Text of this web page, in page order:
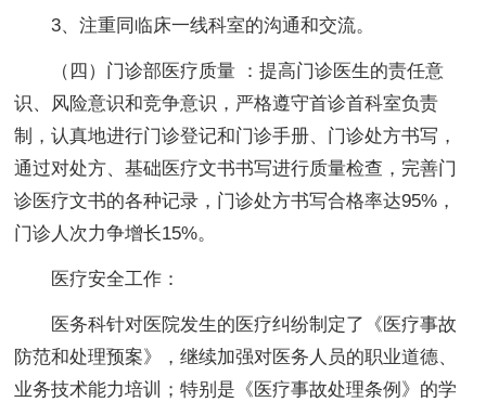
3、注重同临床一线科室的沟通和交流。
（四）门诊部医疗质量 ：提高门诊医生的责任意
识、风险意识和竞争意识，严格遵守首诊首科室负责
制，认真地进行门诊登记和门诊手册、门诊处方书写，
通过对处方、基础医疗文书书写进行质量检查，完善门
诊医疗文书的各种记录，门诊处方书写合格率达95%，
门诊人次力争增长15%。
医疗安全工作：
医务科针对医院发生的医疗纠纷制定了《医疗事故
防范和处理预案》，继续加强对医务人员的职业道德、
业务技术能力培训；特别是《医疗事故处理条例》的学